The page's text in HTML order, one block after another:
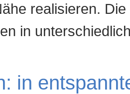
realisieren.
in
in